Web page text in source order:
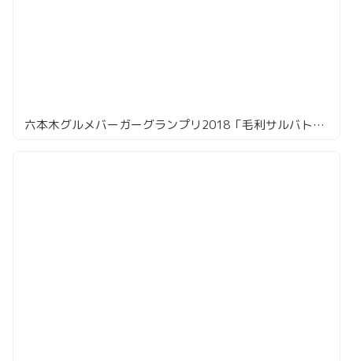
六本木グルメバーガーグランプリ2018「毛利サルバトーレ・クオモ」